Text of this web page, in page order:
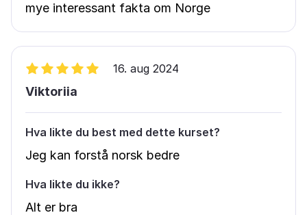
mye interessant fakta om Norge
16. aug 2024
Viktoriia
Hva likte du best med dette kurset?
Jeg kan forstå norsk bedre
Hva likte du ikke?
Alt er bra